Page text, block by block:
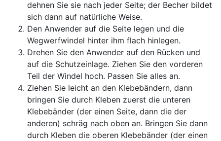
dehnen Sie sie nach jeder Seite; der Becher bildet
sich dann auf natürliche Weise.
Den Anwender auf die Seite legen und die
Wegwerfwindel hinter ihm flach hinlegen.
Drehen Sie den Anwender auf den Rücken und
auf die Schutzeinlage. Ziehen Sie den vorderen
Teil der Windel hoch. Passen Sie alles an.
Ziehen Sie leicht an den Klebebändern, dann
bringen Sie durch Kleben zuerst die unteren
Klebebänder (der einen Seite, dann die der
anderen) schräg nach oben an. Bringen Sie dann
durch Kleben die oberen Klebebänder (der einen